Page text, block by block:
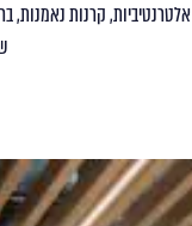
אלטרנטיביות, קרנות נאמנות,